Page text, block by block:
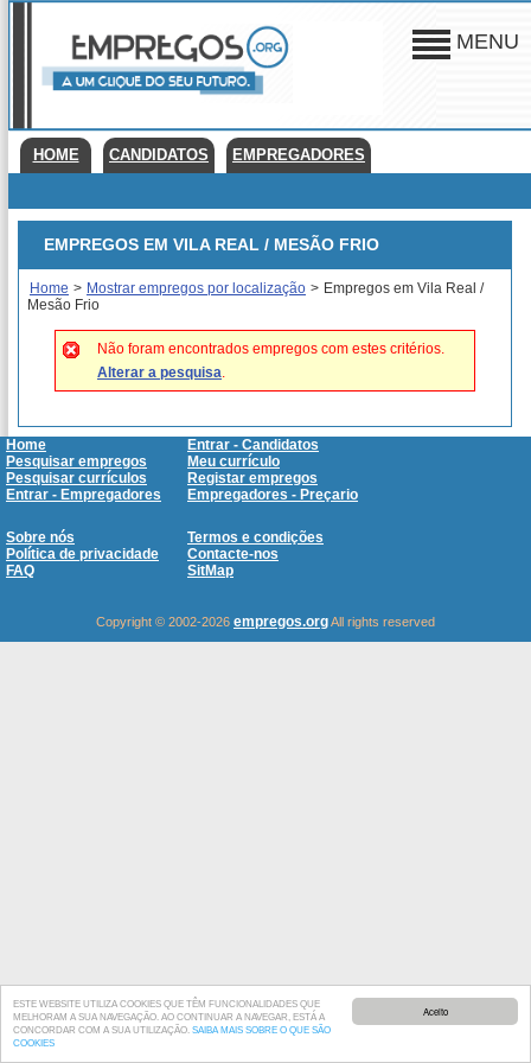
Aceito
ESTE WEBSITE UTILIZA COOKIES QUE TÊM FUNCIONALIDADES QUE
MELHORAM A SUA NAVEGAÇÃO. AO CONTINUAR A NAVEGAR, ESTÁ A
CONCORDAR COM A SUA UTILIZAÇÃO. SAIBA MAIS SOBRE O QUE SÃO
COOKIES
MENU
HOME CANDIDATOS EMPREGADORES
EMPREGOS EM VILA REAL / MESÃO FRIO
Home > Mostrar empregos por localização > Empregos em Vila Real /
Mesão Frio
Não foram encontrados empregos com estes critérios.
Alterar a pesquisa.
Home
Entrar - Candidatos
Pesquisar empregos
Meu currículo
Pesquisar currículos
Registar empregos
Entrar - Empregadores
Empregadores - Preçario
Sobre nós
Termos e condições
Política de privacidade
Contacte-nos
FAQ
SitMap
Copyright © 2002-2026 empregos.orgAll rights reserved